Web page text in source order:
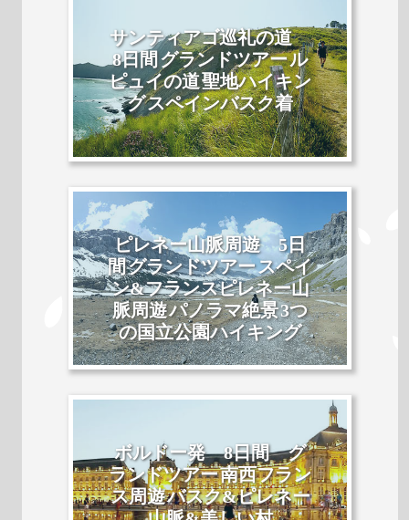
サンティアゴ巡礼の道
8日間 グランドツアー ル
ピュイの道 聖地ハイキン
グ スペインバスク着
ピレネー山脈周遊 5日
間 グランドツアー スペイ
ン&フランスピレネー山
脈周遊 パノラマ絶景 3つ
の国立公園ハイキング
ボルドー発 8日間 グ
ランドツアー 南西フラン
ス周遊 バスク&ピレネー